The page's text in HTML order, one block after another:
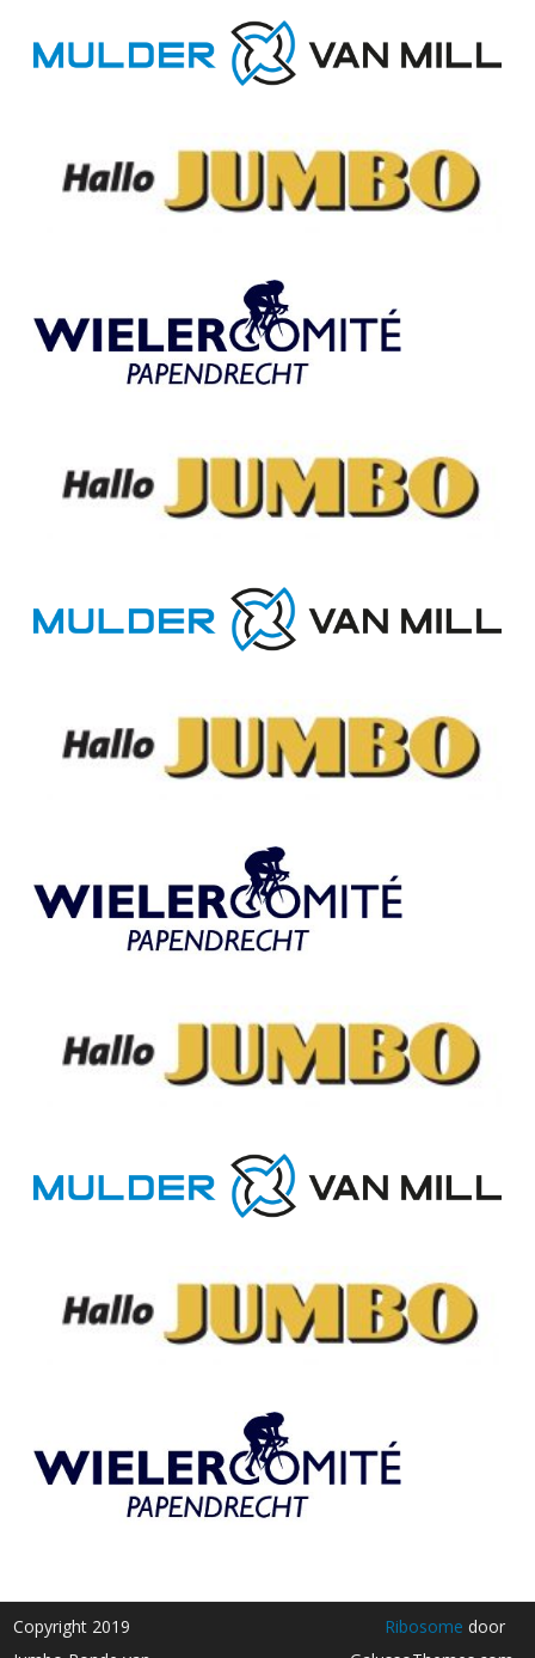
Copyright 2019
Ribosome door